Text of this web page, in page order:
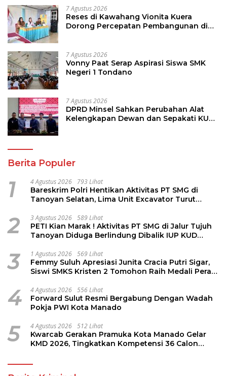
7 Agustus 2026
Reses di Kawahang Vionita Kuera
Dorong Percepatan Pembangunan di
7 Agustus 2026
Vonny Paat Serap Aspirasi Siswa SMK
Negeri 1 Tondano
7 Agustus 2026
DPRD Minsel Sahkan Perubahan Alat
Kelengkapan Dewan dan Sepakati KUA-
Berita Populer
1 4 Agustus 2026 793 Lihat
Bareskrim Polri Hentikan Aktivitas PT SMG di
Tanoyan Selatan, Lima Unit Excavator Turut
2 3 Agustus 2026 589 Lihat
PETI Kian Marak ! Aktivitas PT SMG di Jalur Tujuh
Tanoyan Diduga Berlindung Dibalik IUP KUD
3 1 Agustus 2026 569 Lihat
Femmy Suluh Apresiasi Junita Cracia Putri Sigar,
Siswi SMKS Kristen 2 Tomohon Raih Medali Perak
4 4 Agustus 2026 556 Lihat
Forward Sulut Resmi Bergabung Dengan Wadah
Pokja PWI Kota Manado
5 4 Agustus 2026 512 Lihat
Kwarcab Gerakan Pramuka Kota Manado Gelar
KMD 2026, Tingkatkan Kompetensi 36 Calon